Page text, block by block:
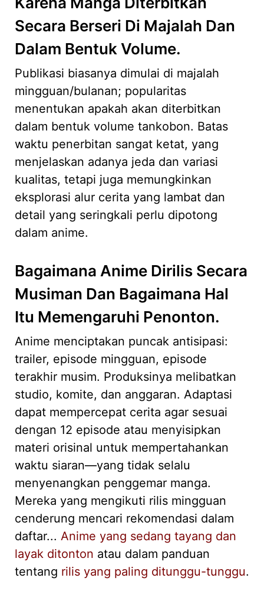
Secara Berseri Di Majalah Dan
Dalam Bentuk Volume.
Publikasi biasanya dimulai di majalah
mingguan/bulanan; popularitas
menentukan apakah akan diterbitkan
dalam bentuk volume tankobon. Batas
waktu penerbitan sangat ketat, yang
menjelaskan adanya jeda dan variasi
kualitas, tetapi juga memungkinkan
eksplorasi alur cerita yang lambat dan
detail yang seringkali perlu dipotong
dalam anime.
Bagaimana Anime Dirilis Secara
Musiman Dan Bagaimana Hal
Itu Memengaruhi Penonton.
Anime menciptakan puncak antisipasi:
trailer, episode mingguan, episode
terakhir musim. Produksinya melibatkan
studio, komite, dan anggaran. Adaptasi
dapat mempercepat cerita agar sesuai
dengan 12 episode atau menyisipkan
materi orisinal untuk mempertahankan
waktu siaran—yang tidak selalu
menyenangkan penggemar manga.
Mereka yang mengikuti rilis mingguan
cenderung mencari rekomendasi dalam
daftar... Anime yang sedang tayang dan
layak ditonton atau dalam panduan
tentang rilis yang paling ditunggu-tunggu.